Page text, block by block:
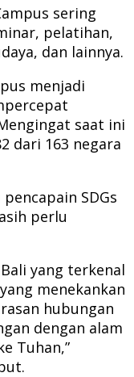
sering
pelatihan,
dan lainnya.
menjadi
saat ini
dari 163 negara
SDGs
perlu
yang terkenal
menekankan
hubungan
dengan alam
Tuhan,”